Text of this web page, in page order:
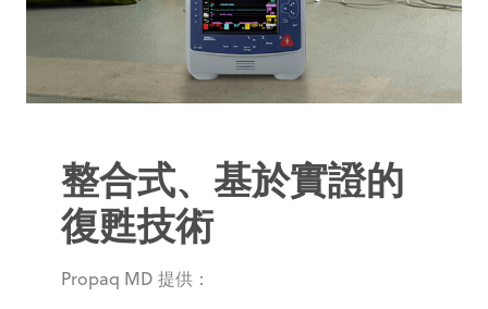
整合式、基於實證的
復甦技術
Propaq MD 提供：